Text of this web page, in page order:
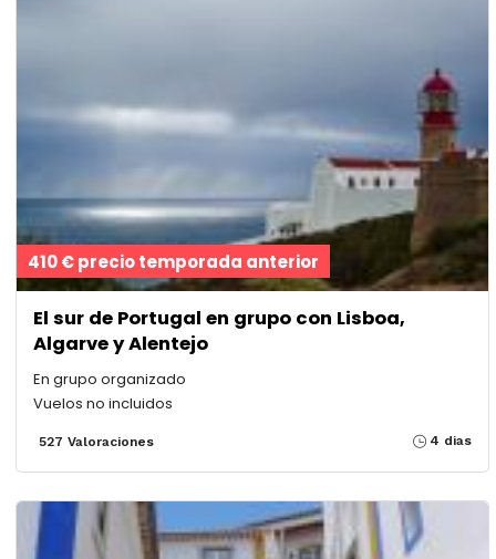
410 € precio temporada anterior
El sur de Portugal en grupo con Lisboa,
Algarve y Alentejo
En grupo organizado
Vuelos no incluidos
527 Valoraciones 4 dias